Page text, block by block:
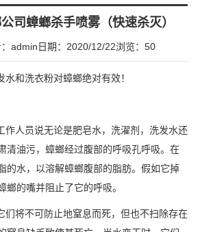
司蟑螂杀手喷雾（快速杀灭）
admin 日期：2020/12/22浏览： 50
和洗衣粉对蟑螂绝对有效！
作人员说无论是肥皂水，洗濯剂，洗发水还
清油污，蟑螂经过腹部的呼吸孔呼吸。在
的水，以溶解蟑螂腹部的脂肪。假如它掉
螂的嘴并阻止了它的呼吸。
将不可防止地窒息而死，但也不扫除存在